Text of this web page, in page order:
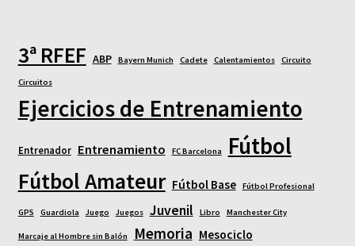
3ª RFEF ABP Bayern Munich Cadete Calentamientos Circuito
Circuitos
Ejercicios de Entrenamiento
Entrenador Entrenamiento FC Barcelona Fútbol
Fútbol Amateur Fútbol Base Fútbol Profesional
GPS Guardiola Juego Juegos Juvenil Libro Manchester City
Marcaje al Hombre sin Balón Memoria Mesociclo